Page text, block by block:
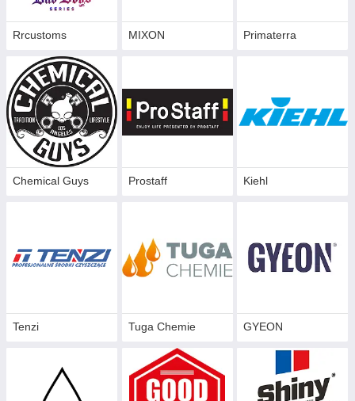
Rrcustoms MIXON Primaterra
Chemical Guys Prostaff Kiehl
Tenzi Tuga Chemie GYEON